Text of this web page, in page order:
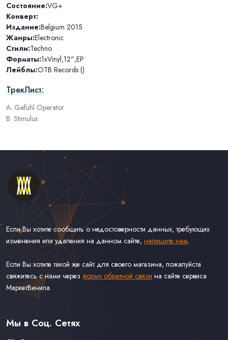
Состояние:VG+
Конверт:
Издание:Belgium 2015
Жанры:Electronic
Стили:Techno
Форматы:1xVinyl,12",EP
Лейблы:OTB Records ()
ТрекЛист:
A. Gefühl Operator
B. Stimulus
Если Вы хотите сообщить о недостоверности данных, требующих
изменения или удаления на данном сайте, напишите нам.
Если Вы хотите такой же сайт для своего магазина, пожалуйста
свяжитесь с нами через форму обратной связи на сайте сервиса
МаркетВинила.
Каталог Винила, CD и Кассет
Доставка и Оплата
Связаться С Нами
Мы в Соц. Сетях